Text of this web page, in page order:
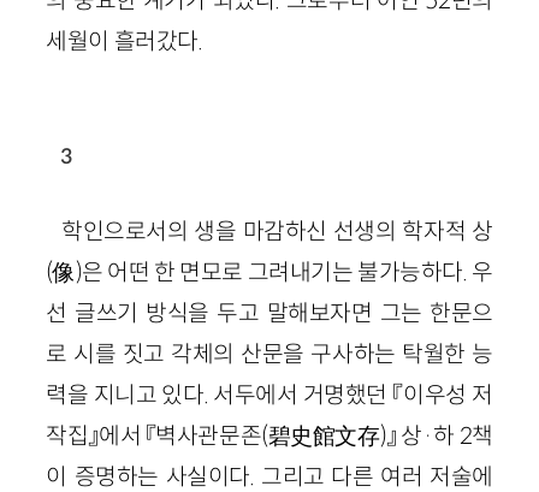
세월이 흘러갔다.
3
학인으로서의 생을 마감하신 선생의 학자적 상
(像)은 어떤 한 면모로 그려내기는 불가능하다. 우
선 글쓰기 방식을 두고 말해보자면 그는 한문으
로 시를 짓고 각체의 산문을 구사하는 탁월한 능
력을 지니고 있다. 서두에서 거명했던 『이우성 저
작집』에서 『벽사관문존(碧史館文存)』 상 ·하 2책
이 증명하는 사실이다. 그리고 다른 여러 저술에